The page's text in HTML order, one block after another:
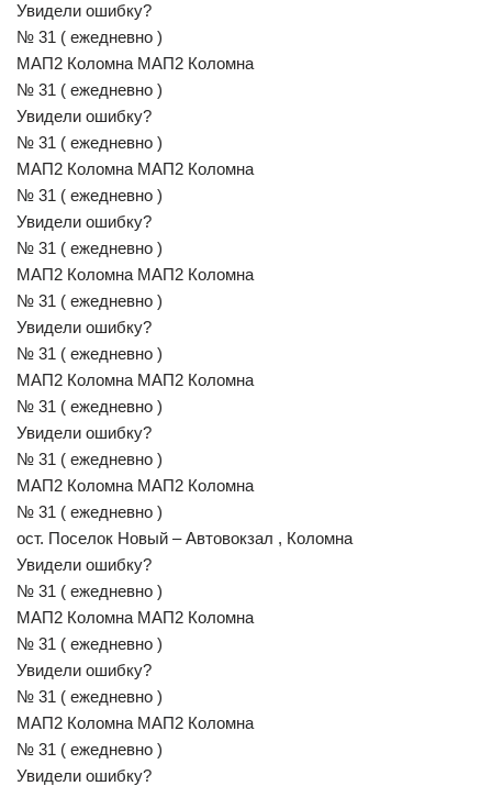
Увидели ошибку?
№ 31 ( ежедневно )
МАП2 Коломна МАП2 Коломна
№ 31 ( ежедневно )
Увидели ошибку?
№ 31 ( ежедневно )
МАП2 Коломна МАП2 Коломна
№ 31 ( ежедневно )
Увидели ошибку?
№ 31 ( ежедневно )
МАП2 Коломна МАП2 Коломна
№ 31 ( ежедневно )
Увидели ошибку?
№ 31 ( ежедневно )
МАП2 Коломна МАП2 Коломна
№ 31 ( ежедневно )
Увидели ошибку?
№ 31 ( ежедневно )
МАП2 Коломна МАП2 Коломна
№ 31 ( ежедневно )
ост. Поселок Новый – Автовокзал , Коломна
Увидели ошибку?
№ 31 ( ежедневно )
МАП2 Коломна МАП2 Коломна
№ 31 ( ежедневно )
Увидели ошибку?
№ 31 ( ежедневно )
МАП2 Коломна МАП2 Коломна
№ 31 ( ежедневно )
Увидели ошибку?